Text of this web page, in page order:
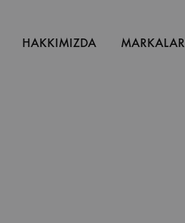
HAKKIMIZDA MARKALAR